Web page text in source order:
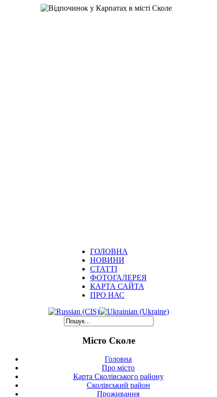
ГОЛОВНА
НОВИНИ
СТАТТІ
ФОТОГАЛЕРЕЯ
КАРТА САЙТА
ПРО НАС
Місто Сколе
Головна
Про місто
Карта Сколівського району
Сколівський район
Проживання